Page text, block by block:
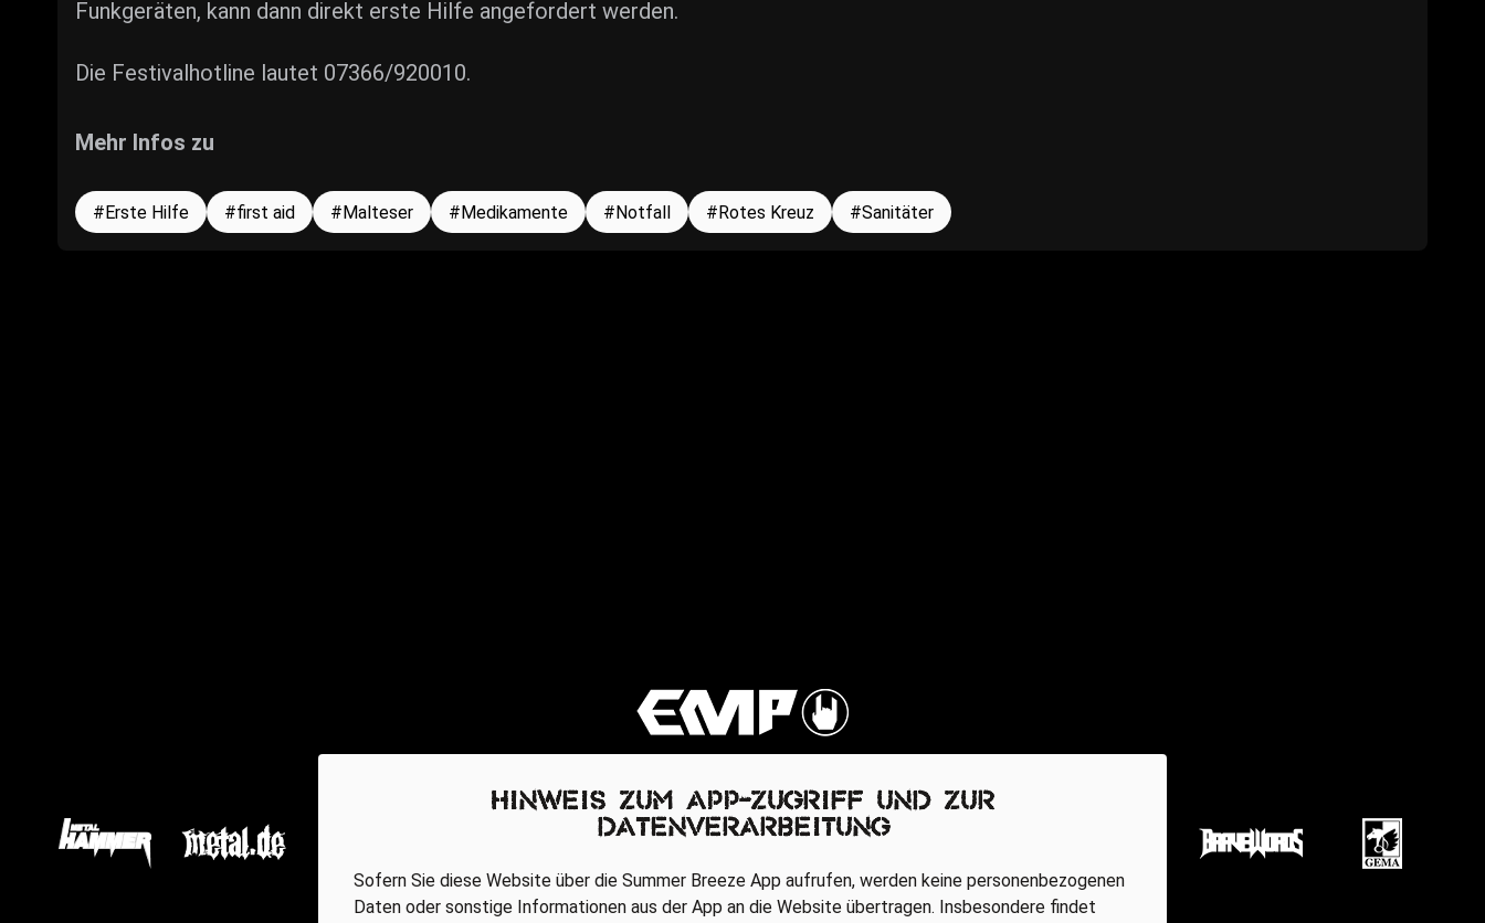
Funkgeräten, kann dann direkt erste Hilfe angefordert werden.
Die Festivalhotline lautet 07366/920010.
Mehr Infos zu
Erste Hilfe first aid Malteser Medikamente Notfall Rotes Kreuz Sanitäter
Hinweis zum App-Zugriff und zur
Datenverarbeitung
Sofern Sie diese Website über die Summer Breeze App aufrufen, werden keine personenbezogenen
Daten oder sonstige Informationen aus der App an die Website übertragen. Insbesondere findet